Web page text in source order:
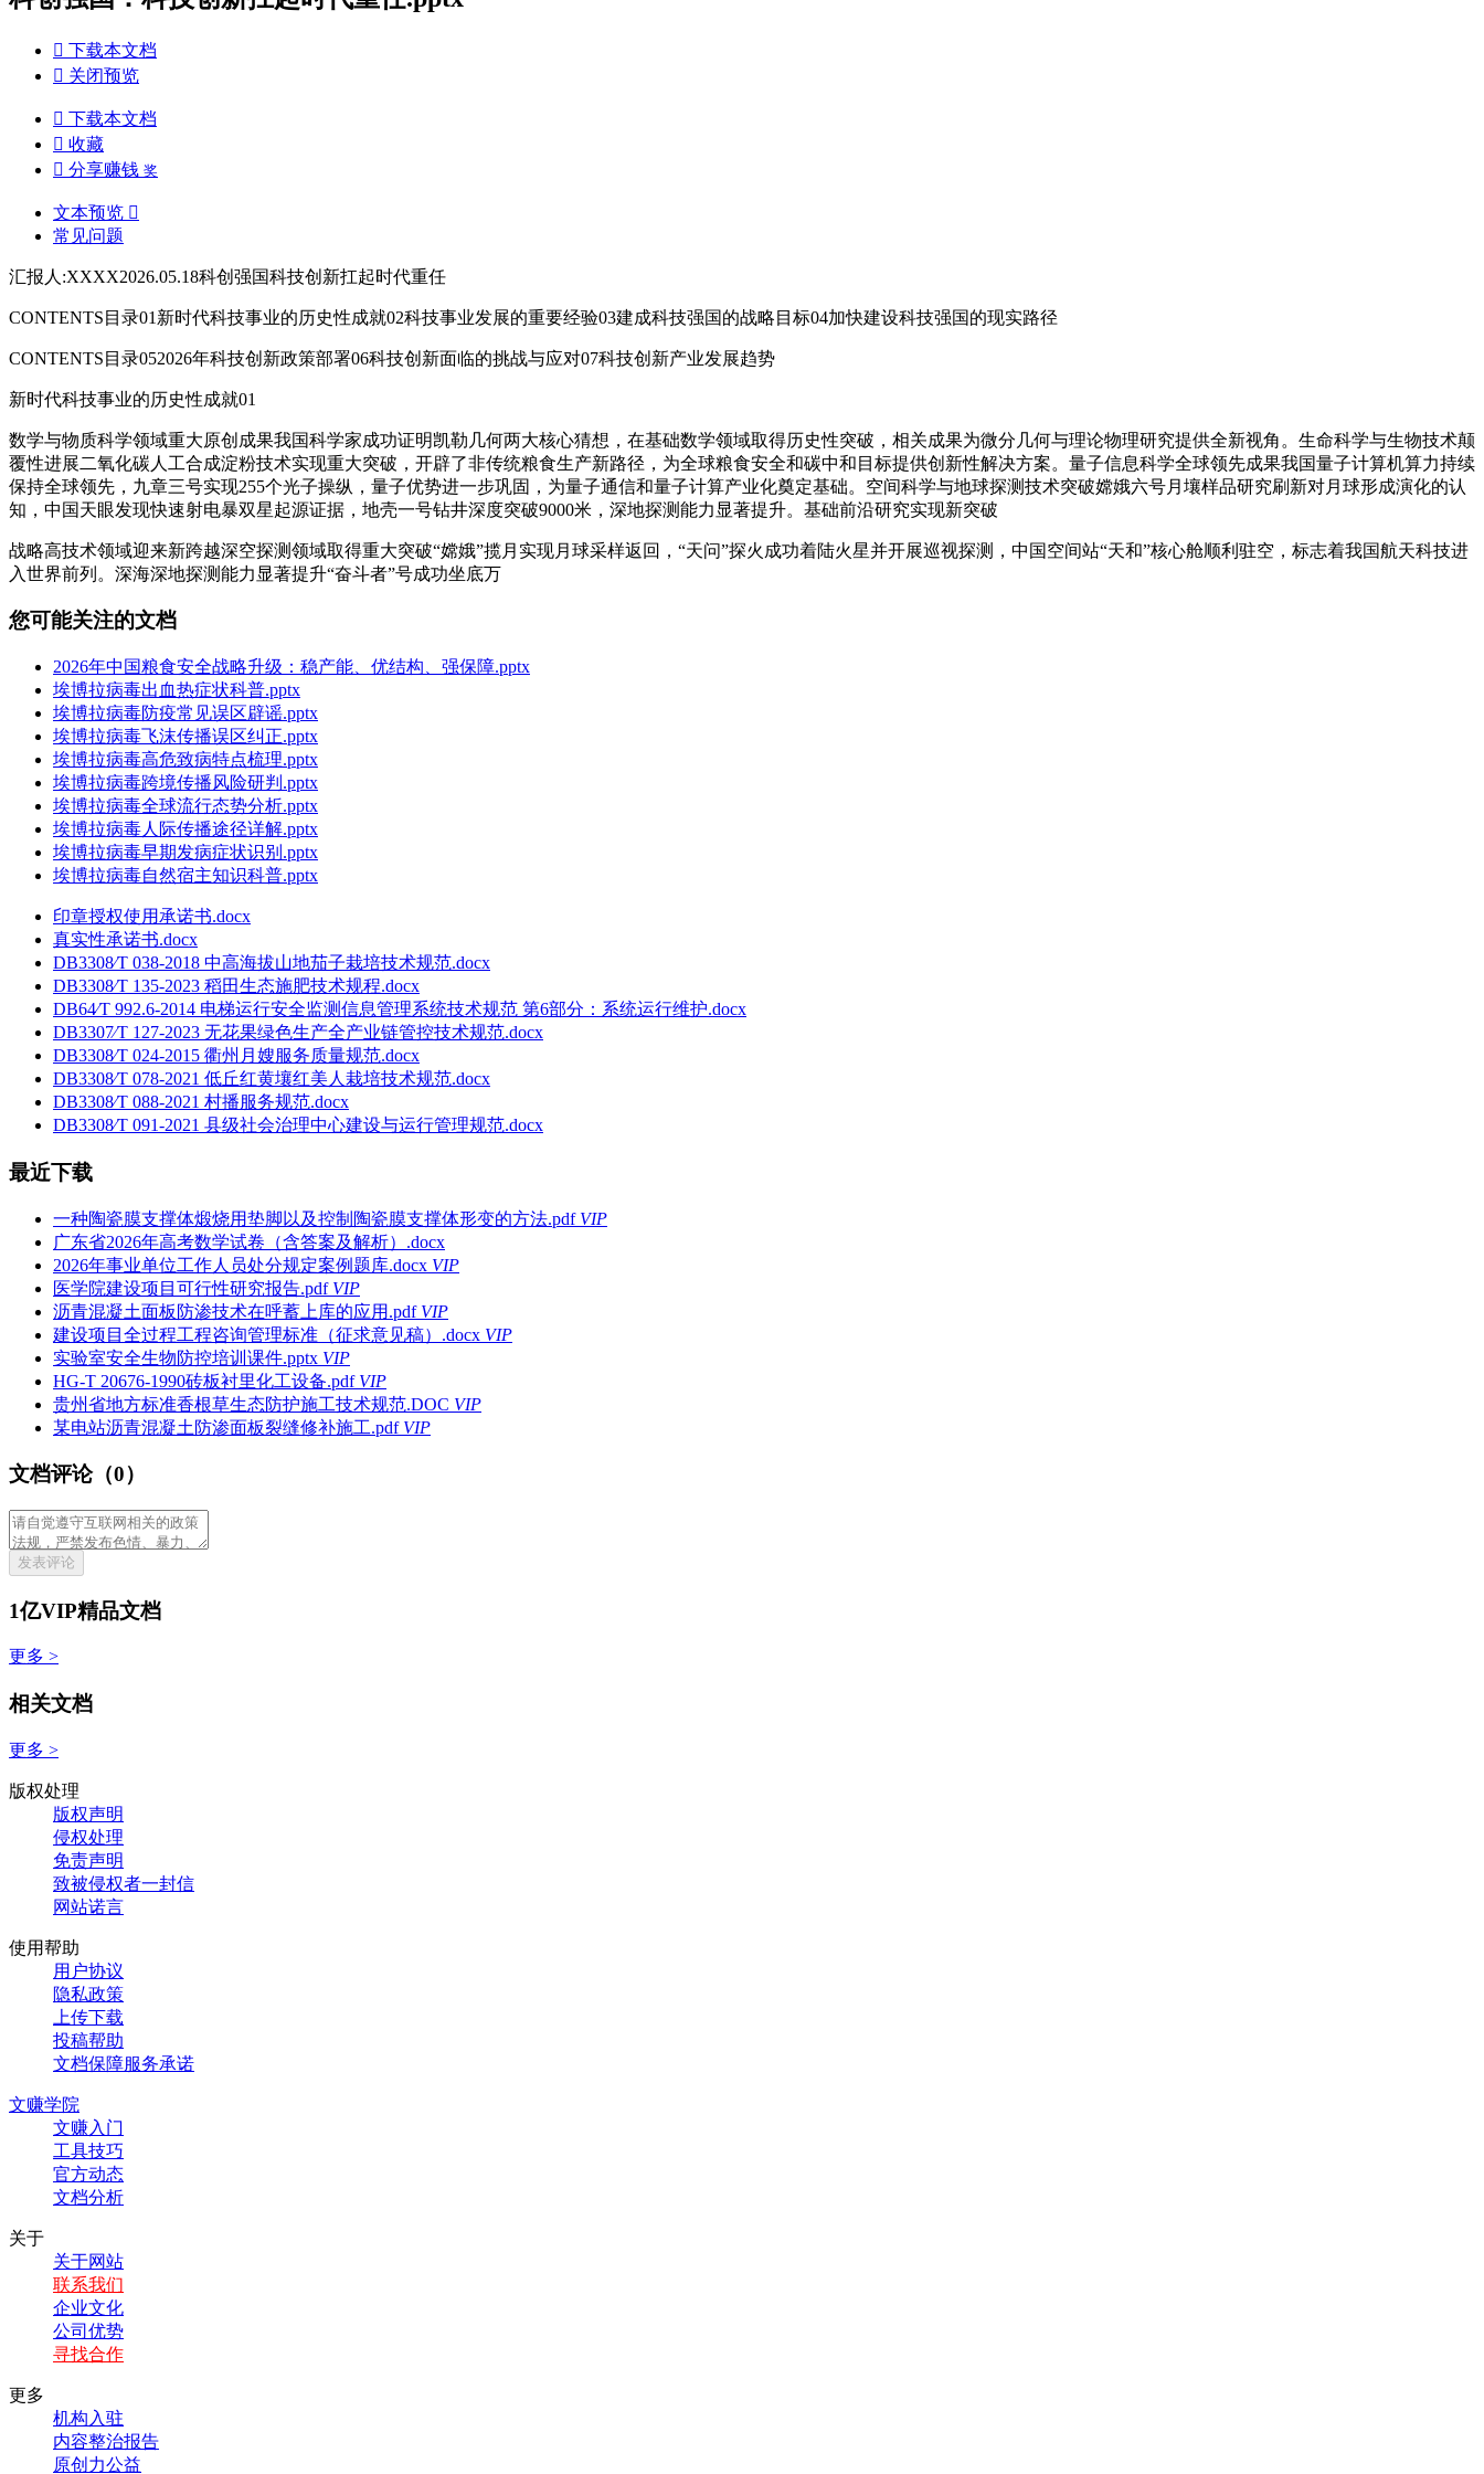
 下载本文档
 关闭预览
 下载本文档
 收藏
 分享赚钱 奖
文本预览 
常见问题
汇报人:XXXX2026.05.18科创强国科技创新扛起时代重任
CONTENTS目录01新时代科技事业的历史性成就02科技事业发展的重要经验03建成科技强国的战略目标04加快建设科技强国的现实路径
CONTENTS目录052026年科技创新政策部署06科技创新面临的挑战与应对07科技创新产业发展趋势
新时代科技事业的历史性成就01
数学与物质科学领域重大原创成果我国科学家成功证明凯勒几何两大核心猜想，在基础数学领域取得历史性突破，相关成果为微分几何与理论物理研究提供全新视角。生命科学与生物技术颠
覆性进展二氧化碳人工合成淀粉技术实现重大突破，开辟了非传统粮食生产新路径，为全球粮食安全和碳中和目标提供创新性解决方案。量子信息科学全球领先成果我国量子计算机算力持续
保持全球领先，九章三号实现255个光子操纵，量子优势进一步巩固，为量子通信和量子计算产业化奠定基础。空间科学与地球探测技术突破嫦娥六号月壤样品研究刷新对月球形成演化的认
知，中国天眼发现快速射电暴双星起源证据，地壳一号钻井深度突破9000米，深地探测能力显著提升。基础前沿研究实现新突破
战略高技术领域迎来新跨越深空探测领域取得重大突破“嫦娥”揽月实现月球采样返回，“天问”探火成功着陆火星并开展巡视探测，中国空间站“天和”核心舱顺利驻空，标志着我国航天科技进
入世界前列。深海深地探测能力显著提升“奋斗者”号成功坐底万
您可能关注的文档
2026年中国粮食安全战略升级：稳产能、优结构、强保障.pptx
埃博拉病毒出血热症状科普.pptx
埃博拉病毒防疫常见误区辟谣.pptx
埃博拉病毒飞沫传播误区纠正.pptx
埃博拉病毒高危致病特点梳理.pptx
埃博拉病毒跨境传播风险研判.pptx
埃博拉病毒全球流行态势分析.pptx
埃博拉病毒人际传播途径详解.pptx
埃博拉病毒早期发病症状识别.pptx
埃博拉病毒自然宿主知识科普.pptx
印章授权使用承诺书.docx
真实性承诺书.docx
DB3308∕T 038-2018 中高海拔山地茄子栽培技术规范.docx
DB3308∕T 135-2023 稻田生态施肥技术规程.docx
DB64∕T 992.6-2014 电梯运行安全监测信息管理系统技术规范 第6部分：系统运行维护.docx
DB3307∕T 127-2023 无花果绿色生产全产业链管控技术规范.docx
DB3308∕T 024-2015 衢州月嫂服务质量规范.docx
DB3308∕T 078-2021 低丘红黄壤红美人栽培技术规范.docx
DB3308∕T 088-2021 村播服务规范.docx
DB3308∕T 091-2021 县级社会治理中心建设与运行管理规范.docx
最近下载
一种陶瓷膜支撑体煅烧用垫脚以及控制陶瓷膜支撑体形变的方法.pdf VIP
广东省2026年高考数学试卷（含答案及解析）.docx
2026年事业单位工作人员处分规定案例题库.docx VIP
医学院建设项目可行性研究报告.pdf VIP
沥青混凝土面板防渗技术在呼蓄上库的应用.pdf VIP
建设项目全过程工程咨询管理标准（征求意见稿）.docx VIP
实验室安全生物防控培训课件.pptx VIP
HG-T 20676-1990砖板衬里化工设备.pdf VIP
贵州省地方标准香根草生态防护施工技术规范.DOC VIP
某电站沥青混凝土防渗面板裂缝修补施工.pdf VIP
文档评论（0）
发表评论
1亿VIP精品文档
更多 >
相关文档
更多 >
版权处理
版权声明
侵权处理
免责声明
致被侵权者一封信
网站诺言
使用帮助
用户协议
隐私政策
上传下载
投稿帮助
文档保障服务承诺
文赚学院
文赚入门
工具技巧
官方动态
文档分析
关于
关于网站
联系我们
企业文化
公司优势
寻找合作
更多
机构入驻
内容整治报告
原创力公益